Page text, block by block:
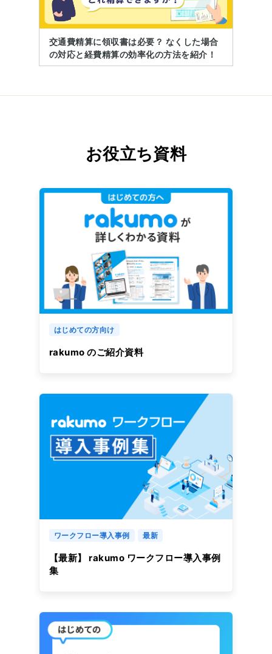
交通費精算に領収書は必要？ なくした場合
の対応と経費精算の効率化の方法を紹介！
お役立ち資料
はじめての方向け
rakumo のご紹介資料
ワークフロー導入事例 最新
【最新】 rakumo ワークフロー導入事例
集